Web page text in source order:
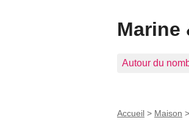
Marine
Autour du
Accueil > Maison >